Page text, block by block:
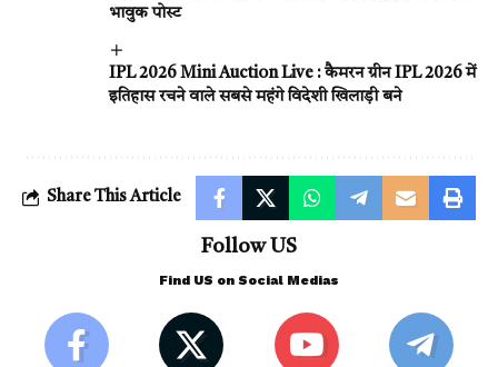
भावुक पोस्ट
IPL 2026 Mini Auction Live : कैमरन ग्रीन IPL 2026 में
इतिहास रचने वाले सबसे महंगे विदेशी खिलाड़ी बने
Share This Article
Follow US
Find US on Social Medias